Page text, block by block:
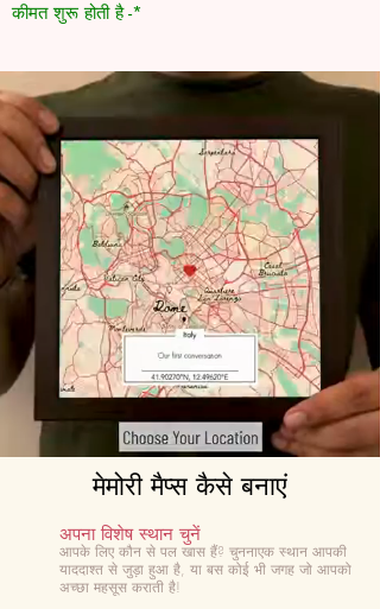
कीमत शुरू होती है -*
मेमोरी मैप्स कैसे बनाएं
अपना विशेष स्थान चुनें
आपके लिए कौन से पल खास हैं? चुननाएक स्थान आपकी
याददाश्त से जुड़ा हुआ है, या बस कोई भी जगह जो आपको
अच्छा महसूस कराती है!